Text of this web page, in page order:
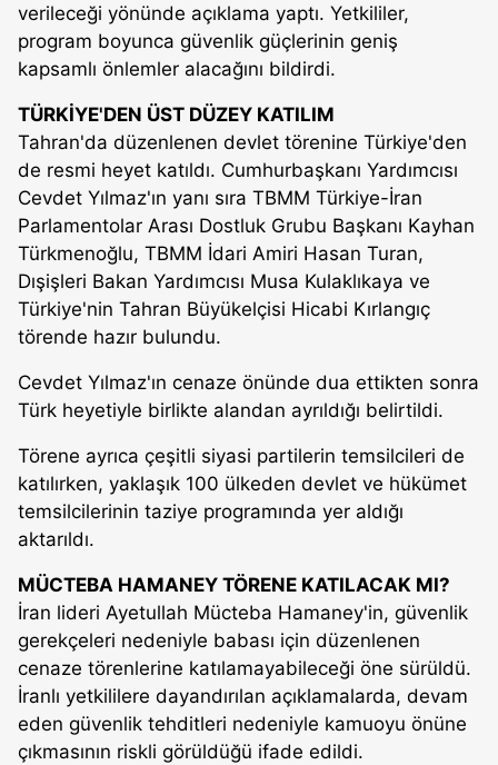
verileceği yönünde açıklama yaptı. Yetkililer,
program boyunca güvenlik güçlerinin geniş
kapsamlı önlemler alacağını bildirdi.
TÜRKİYE'DEN ÜST DÜZEY KATILIM
Tahran'da düzenlenen devlet törenine Türkiye'den
de resmi heyet katıldı. Cumhurbaşkanı Yardımcısı
Cevdet Yılmaz'ın yanı sıra TBMM Türkiye-İran
Parlamentolar Arası Dostluk Grubu Başkanı Kayhan
Türkmenoğlu, TBMM İdari Amiri Hasan Turan,
Dışişleri Bakan Yardımcısı Musa Kulaklıkaya ve
Türkiye'nin Tahran Büyükelçisi Hicabi Kırlangıç
törende hazır bulundu.
Cevdet Yılmaz'ın cenaze önünde dua ettikten sonra
Türk heyetiyle birlikte alandan ayrıldığı belirtildi.
Törene ayrıca çeşitli siyasi partilerin temsilcileri de
katılırken, yaklaşık 100 ülkeden devlet ve hükümet
temsilcilerinin taziye programında yer aldığı
aktarıldı.
MÜCTEBA HAMANEY TÖRENE KATILACAK MI?
İran lideri Ayetullah Mücteba Hamaney'in, güvenlik
gerekçeleri nedeniyle babası için düzenlenen
cenaze törenlerine katılamayabileceği öne sürüldü.
İranlı yetkililere dayandırılan açıklamalarda, devam
eden güvenlik tehditleri nedeniyle kamuoyu önüne
çıkmasının riskli görüldüğü ifade edildi.